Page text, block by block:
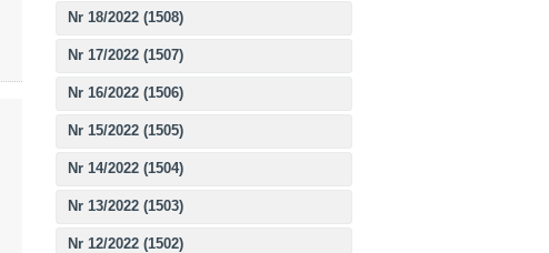
Nr 18/2022 (1508)
Nr 17/2022 (1507)
Nr 16/2022 (1506)
Nr 15/2022 (1505)
Nr 14/2022 (1504)
Nr 13/2022 (1503)
Nr 12/2022 (1502)